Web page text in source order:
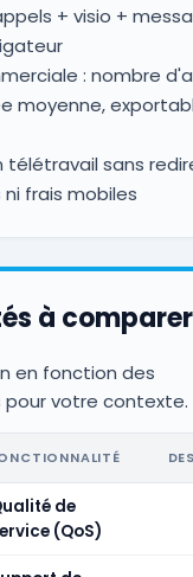
+ visio +
: nombre
moyenne,
sans
frais mobiles
à comparer
en fonction des
votre contexte.
de
(QoS)